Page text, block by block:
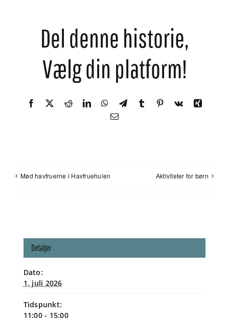
Del denne historie,
Vælg din platform!
Facebook RedditLinkedInWhatsApp
TelegramTumblr Pinterest
Vk
Xing
E-
Mød havfruerne i Havfruehulen Aktiviteter for børn
Detaljer
Dato:
1. juli 2026
Tidspunkt:
11:00 - 15:00